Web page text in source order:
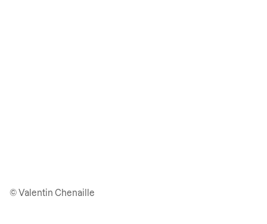
© Valentin Chenaille